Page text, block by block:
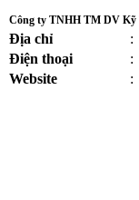
Công ty TNHH TM DV
Địa chỉ :
Điện thoại
:
Website
: